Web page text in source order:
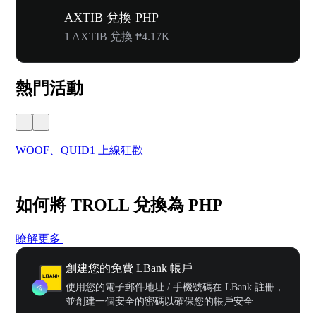
AXTIB 兌換 PHP
1 AXTIB 兌換 ₱4.17K
熱門活動
WOOF、QUID1 上線狂歡
如何將 TROLL 兌換為 PHP
瞭解更多
創建您的免費 LBank 帳戶
使用您的電子郵件地址 / 手機號碼在 LBank 註冊，
並創建一個安全的密碼以確保您的帳戶安全